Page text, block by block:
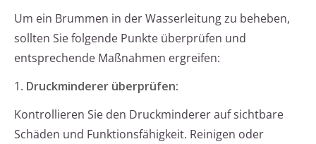
Um ein Brummen in der Wasserleitung zu beheben,
sollten Sie folgende Punkte überprüfen und
entsprechende Maßnahmen ergreifen:
1. Druckminderer überprüfen:
Kontrollieren Sie den Druckminderer auf sichtbare
Schäden und Funktionsfähigkeit. Reinigen oder